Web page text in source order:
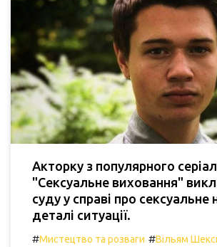
Акторку з популярного
"Сексуальне виховання"
суду у справі про сексуальне
деталі ситуації.
#Мистецтво та розваги #Вільям